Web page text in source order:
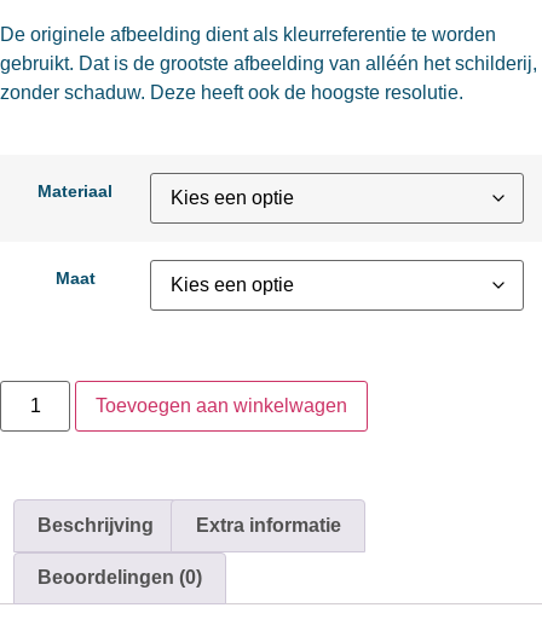
De originele afbeelding dient als kleurreferentie te worden
gebruikt. Dat is de grootste afbeelding van alléén het schilderij,
zonder schaduw. Deze heeft ook de hoogste resolutie.
Materiaal
Maat
Toevoegen aan winkelwagen
Beschrijving Extra informatie
Beoordelingen (0)